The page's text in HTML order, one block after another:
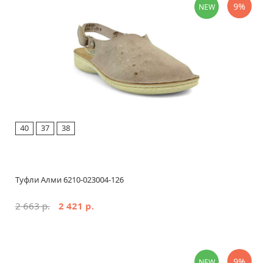
40 37 38
Туфли Алми 6210-023004-126
2 663 р. 2 421 р.
NEW 9%